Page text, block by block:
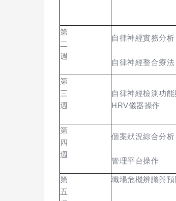
第
二
週
自律神經實務分析
自律神經整合療法
第
三
週
自律神經檢測功
HRV儀器操作
第
四
週
個案狀況綜合分析
管理平台操作
第
五
職場危機辨識與預